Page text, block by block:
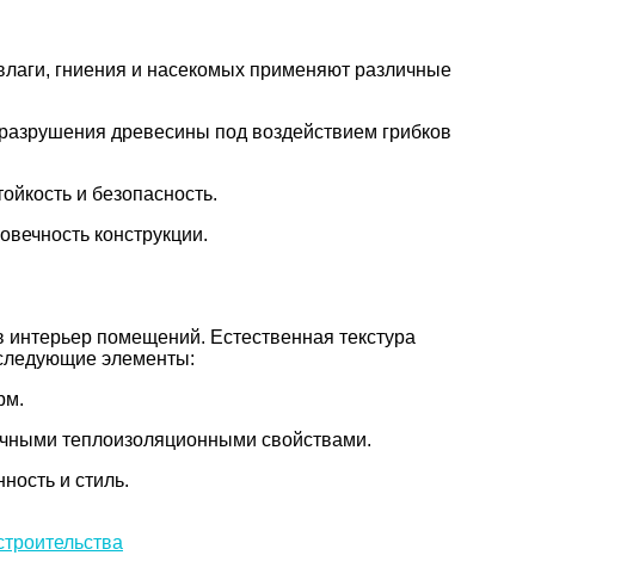
гниения и насекомых применяют различные
древесины под воздействием грибков
и безопасность.
конструкции.
помещений. Естественная текстура
элементы:
теплоизоляционными свойствами.
и стиль.